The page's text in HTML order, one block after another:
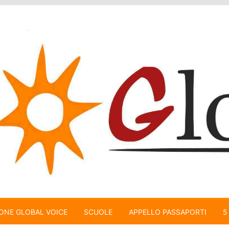
GLOBAL VOICE SCUOLE APPELLO PASSAPORTI 5